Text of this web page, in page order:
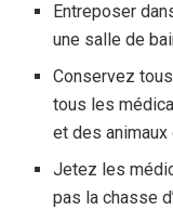
Entreposer
une salle de
Conservez
tous les
et des
Jetez les
pas la chasse